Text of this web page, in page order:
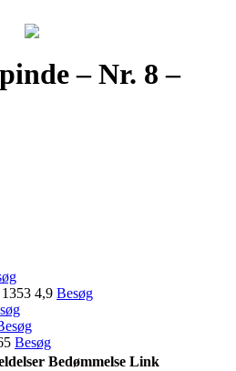
– Nr. 8 –
4,9 Besøg
Besøg
Bedømmelse Link